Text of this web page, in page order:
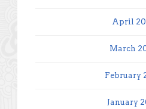
April
March
February
January